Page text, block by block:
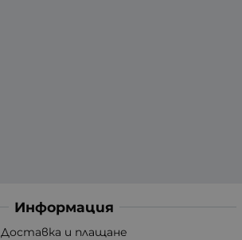
Информация
Доставка и плащане